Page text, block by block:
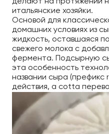
итальянские хозяйки.
Основой для
домашних условиях из
жидкость, оставшаяся
свежего молока с
фермента. Подсырную
эта особенность
названии сыра (префикс
действия, а cotta